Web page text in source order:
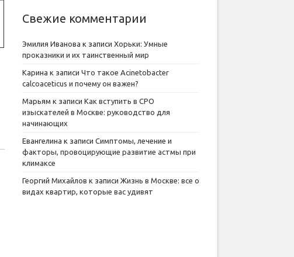
Свежие комментарии
Эмилия Иванова к записи Хорьки: Умные
проказники и их таинственный мир
Карина к записи Что такое Acinetobacter
calcoaceticus и почему он важен?
Марьям к записи Как вступить в СРО
изыскателей в Москве: руководство для
начинающих
Евангелина к записи Симптомы, лечение и
факторы, провоцирующие развитие астмы при
климаксе
Георгий Михайлов к записи Жизнь в Москве: все о
видах квартир, которые вас удивят